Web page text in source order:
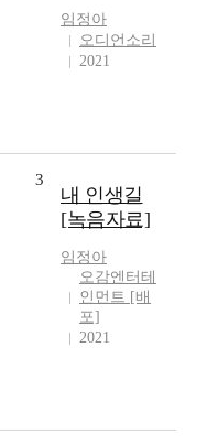
임정아
오디언소리
2021
3
내 인생길
[녹음자료]
임정아
오감엔터테
인먼트 [배
포]
2021